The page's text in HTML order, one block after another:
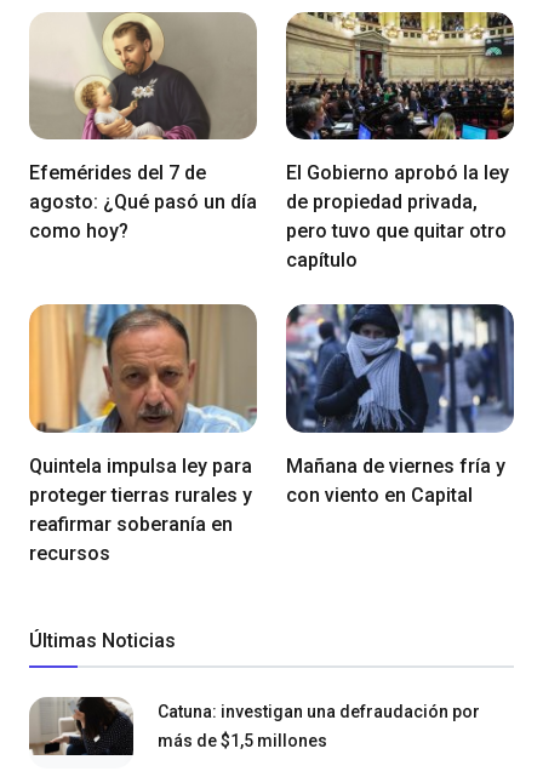
Efemérides del 7 de
agosto: ¿Qué pasó un día
como hoy?
El Gobierno aprobó la ley
de propiedad privada,
pero tuvo que quitar otro
capítulo
Quintela impulsa ley para
proteger tierras rurales y
reafirmar soberanía en
recursos
Mañana de viernes fría y
con viento en Capital
Últimas Noticias
Catuna: investigan una defraudación por
más de $1,5 millones